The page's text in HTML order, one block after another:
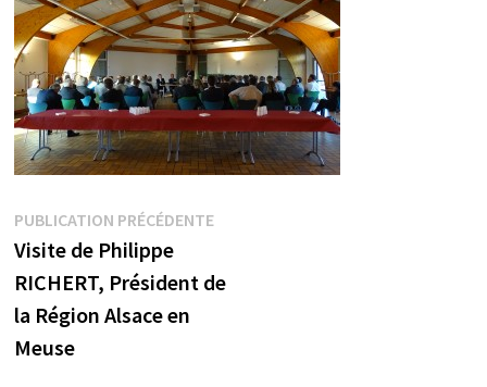
Navigation
de
l’article
PUBLICATION PRÉCÉDENTEPublication
Visite de Philippe
RICHERT, Président de
la Région Alsace en
Meuse